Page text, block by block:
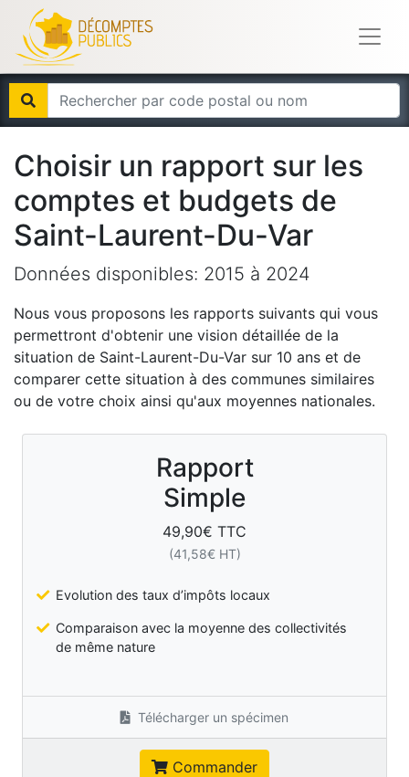
Choisir un rapport sur les
comptes et budgets de
Saint-Laurent-Du-Var
Données disponibles: 2015 à 2024
Nous vous proposons les rapports suivants qui vous
permettront d'obtenir une vision détaillée de la
situation de Saint-Laurent-Du-Var sur 10 ans et de
comparer cette situation à des communes similaires
ou de votre choix ainsi qu'aux moyennes nationales.
Rapport
Simple
49,90€ TTC
(41,58€ HT)
Evolution des taux d’impôts locaux
Comparaison avec la moyenne des collectivités
de même nature
Télécharger un spécimen
Commander